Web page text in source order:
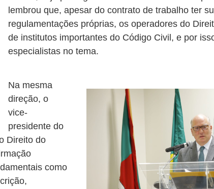
lembrou que, apesar do contrato de trabalho ter
regulamentações próprias, os operadores do
de institutos importantes do Código Civil, e por
especialistas no tema.
Na mesma
direção, o
vice-
presidente do
Direito do
como